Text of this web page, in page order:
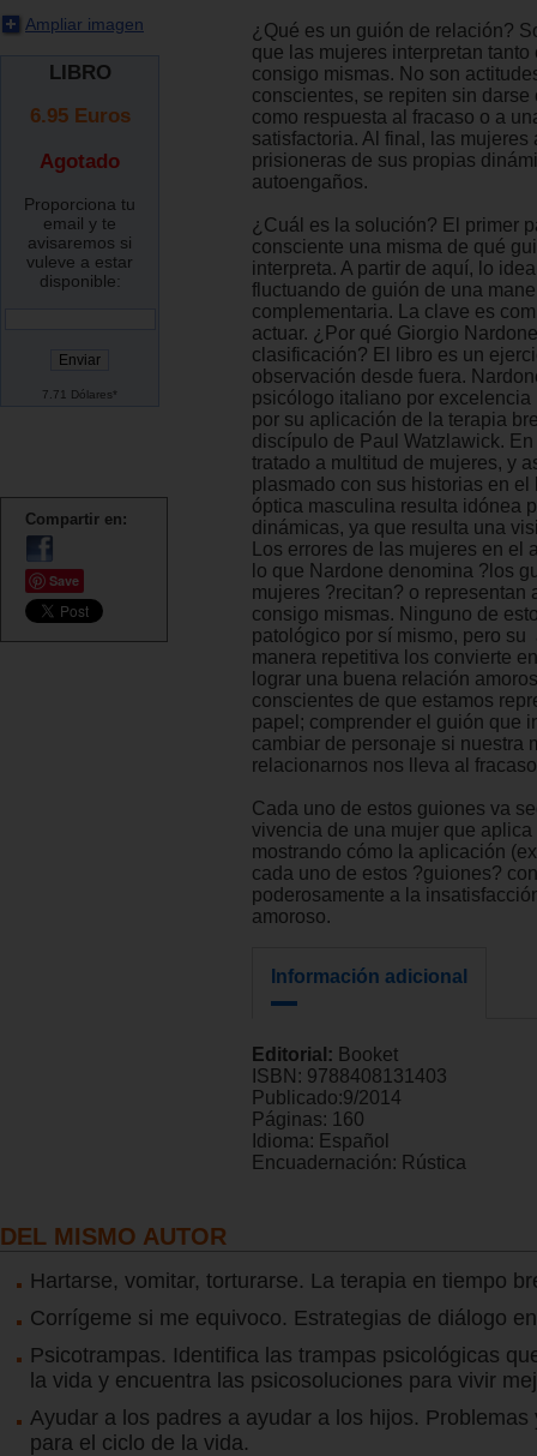
Ampliar imagen
LIBRO
6.95 Euros
Agotado
Proporciona tu
email y te
avisaremos si
vuleve a estar
disponible:
7.71 Dólares*
Compartir en:
Save
¿Qué es un guión de relación?
que las mujeres interpretan tanto
consigo mismas. No son
conscientes, se repiten sin darse
como respuesta al fracaso o a
satisfactoria. Al final, las mujeres
prisioneras de sus propias
autoengaños.
¿Cuál es la solución? El primer
consciente una misma de qué
interpreta. A partir de aquí, lo
fluctuando de guión de una
complementaria. La clave es
actuar. ¿Por qué Giorgio
clasificación? El libro es un
observación desde fuera.
psicólogo italiano por excelencia
por su aplicación de la terapia
discípulo de Paul Watzlawick.
tratado a multitud de mujeres, y
plasmado con sus historias en el
óptica masculina resulta idónea
dinámicas, ya que resulta una
Los errores de las mujeres en el
lo que Nardone denomina ?los
mujeres ?recitan? o representan
consigo mismas. Ninguno de
patológico por sí mismo, pero
manera repetitiva los convierte
lograr una buena relación
conscientes de que estamos
papel; comprender el guión que
cambiar de personaje si nuestra
relacionarnos nos lleva al
Cada uno de estos guiones va
vivencia de una mujer que aplica
mostrando cómo la aplicación
cada uno de estos ?guiones?
poderosamente a la
amoroso.
Información adicional
Editorial: Booket
ISBN: 9788408131403
Publicado:9/2014
Páginas: 160
Idioma: Español
Encuadernación: Rústica
DEL MISMO AUTOR
Hartarse, vomitar, torturarse. La terapia en tiempo
Corrígeme si me equivoco. Estrategias de diálogo
Psicotrampas. Identifica las trampas psicológicas
la vida y encuentra las psicosoluciones para vivir
Ayudar a los padres a ayudar a los hijos. Problemas
para el ciclo de la vida.